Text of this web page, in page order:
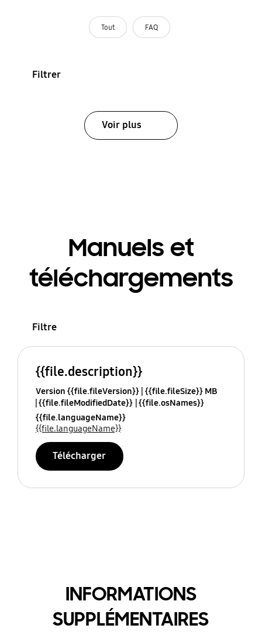
Tout FAQ
Filtrer
Voir plus
Manuels et
téléchargements
Filtre
{{file.description}}
Version {{file.fileVersion}} {{file.fileSize}} MB
{{file.fileModifiedDate}} {{file.osNames}}
{{file.languageName}}
{{file.languageName}}
Télécharger
INFORMATIONS
SUPPLÉMENTAIRES